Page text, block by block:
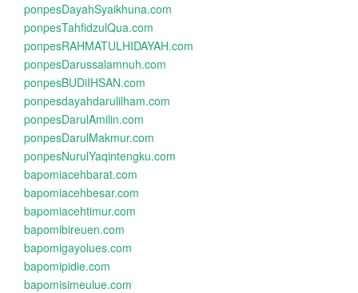
ponpesDayahSyaikhuna.com
ponpesTahfidzulQua.com
ponpesRAHMATULHIDAYAH.com
ponpesDarussalamnuh.com
ponpesBUDiIHSAN.com
ponpesdayahdarulilham.com
ponpesDarulAmilin.com
ponpesDarulMakmur.com
ponpesNurulYaqintengku.com
bapomiacehbarat.com
bapomiacehbesar.com
bapomiacehtimur.com
bapomibireuen.com
bapomigayolues.com
bapomipidie.com
bapomisimeulue.com